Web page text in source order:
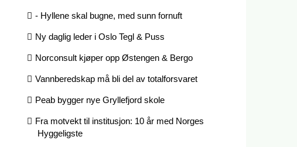
- Hyllene skal bugne, med sunn fornuft
Ny daglig leder i Oslo Tegl & Puss
Norconsult kjøper opp Østengen & Bergo
Vannberedskap må bli del av totalforsvaret
Peab bygger nye Gryllefjord skole
Fra motvekt til institusjon: 10 år med Norges
Hyggeligste